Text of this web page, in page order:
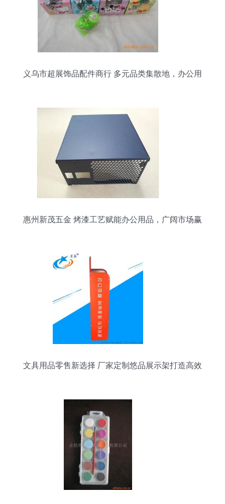
义乌市超展饰品配件商行 多元品类集散地，办公用
惠州新茂五金 烤漆工艺赋能办公用品，广阔市场赢
文具用品零售新选择 厂家定制悠品展示架打造高效